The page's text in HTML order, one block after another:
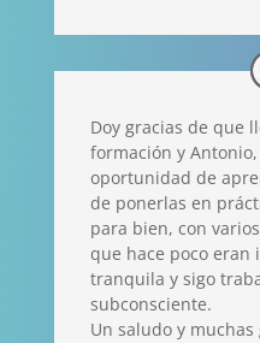
Doy gracias de que
formación y
oportunidad de
de ponerlas en
para bien, con
que hace poco eran
tranquila y sigo
subconsciente.
Un saludo y